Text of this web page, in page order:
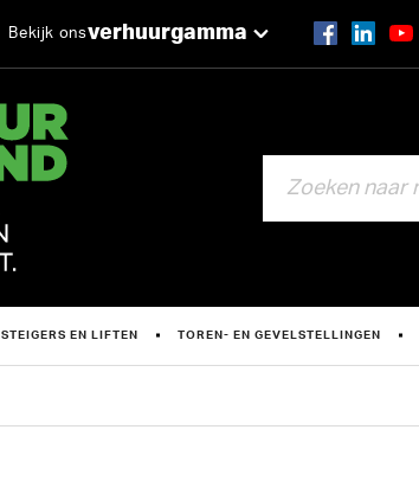
Bekijk onsverhuurgamma
STEIGERS EN LIFTEN TOREN- EN GEVELSTELLINGEN